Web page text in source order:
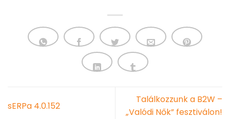
sERPa 4.0.152
Találkozzunk a B2W –
„Valódi Nők” fesztiválon!